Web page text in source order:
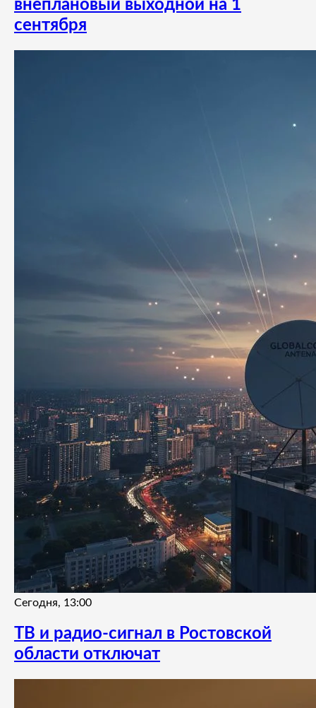
внеплановый выходной на 1
сентября
Сегодня, 13:00
ТВ и радио-сигнал в Ростовской
области отключат